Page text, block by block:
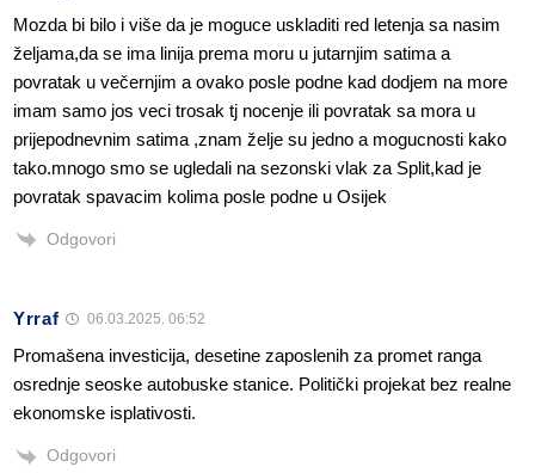
Mozda bi bilo i više da je moguce uskladiti red letenja sa nasim
željama,da se ima linija prema moru u jutarnjim satima a
povratak u večernjim a ovako posle podne kad dodjem na more
imam samo jos veci trosak tj nocenje ili povratak sa mora u
prijepodnevnim satima ,znam želje su jedno a mogucnosti kako
tako.mnogo smo se ugledali na sezonski vlak za Split,kad je
povratak spavacim kolima posle podne u Osijek
Odgovori
Yrraf 06.03.2025. 06:52
Promašena investicija, desetine zaposlenih za promet ranga
osrednje seoske autobuske stanice. Politički projekat bez realne
ekonomske isplativosti.
Odgovori